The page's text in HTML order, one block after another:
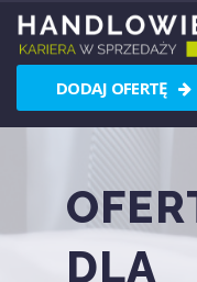
DODAJ OFERTĘ
DLA